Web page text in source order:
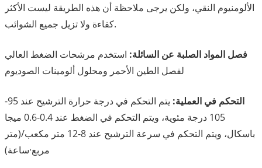
الألومنيوم النقي، ولكن يرجى ملاحظة أن هذه الطريقة ليست الأكثر
كفاءة ولا تزيل جميع الشوائب.
فصل المواد الصلبة عن السائلة: استخدم مرشحات الضغط العالي
لفصل الطين الأحمر ومحلول ألومينات الصوديوم
التحكم في العملية:
يتم التحكم في درجة حرارة الترشيح عند 95-
105 درجة مئوية، ويتم التحكم في الضغط عند 0.4-0.6 ميجا
باسكال، ويتم التحكم في سرعة الترشيح عند 8-12 متر مكعب/(متر
مربع·ساعة)